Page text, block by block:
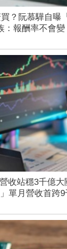
？阮慕驊自曝
報酬率不會變
收站穩3千億大
單月營收首跨9